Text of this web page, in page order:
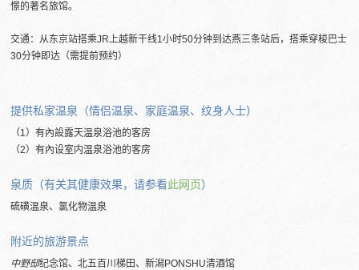
憬的著名旅馆。
交通：从东京站搭乘JR上越新干线1小时50分钟到达燕三条站后，搭乘穿梭巴士
30分钟即达（需提前预约）
提供私家温泉（情侣温泉、家庭温泉、纹身人士）
（1）有內設露天温泉浴池的客房
（2）有內设室内温泉浴池的客房
泉质（有关其健康效果，请参看此网页）
硫磺温泉、氯化物温泉
附近的旅游景点
中野邸纪念馆、北五百川梯田、新潟PONSHU清酒馆